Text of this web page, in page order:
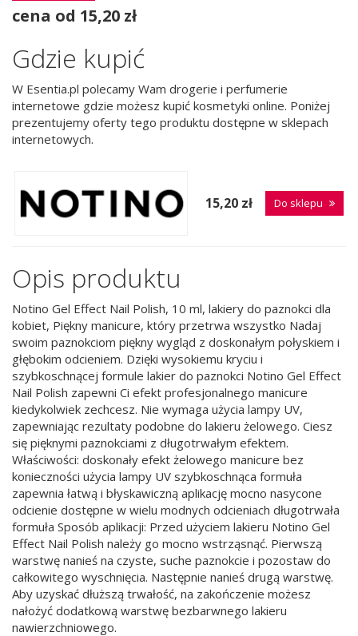
cena od 15,20 zł
Gdzie kupić
W Esentia.pl polecamy Wam drogerie i perfumerie
internetowe gdzie możesz kupić kosmetyki online. Poniżej
prezentujemy oferty tego produktu dostępne w sklepach
internetowych.
15,20 zł Do sklepu
Opis produktu
Notino Gel Effect Nail Polish, 10 ml, lakiery do paznokci dla
kobiet, Piękny manicure, który przetrwa wszystko Nadaj
swoim paznokciom piękny wygląd z doskonałym połyskiem i
głębokim odcieniem. Dzięki wysokiemu kryciu i
szybkoschnącej formule lakier do paznokci Notino Gel Effect
Nail Polish zapewni Ci efekt profesjonalnego manicure
kiedykolwiek zechcesz. Nie wymaga użycia lampy UV,
zapewniając rezultaty podobne do lakieru żelowego. Ciesz
się pięknymi paznokciami z długotrwałym efektem.
Właściwości: doskonały efekt żelowego manicure bez
konieczności użycia lampy UV szybkoschnąca formuła
zapewnia łatwą i błyskawiczną aplikację mocno nasycone
odcienie dostępne w wielu modnych odcieniach długotrwała
formuła Sposób aplikacji: Przed użyciem lakieru Notino Gel
Effect Nail Polish należy go mocno wstrząsnąć. Pierwszą
warstwę nanieś na czyste, suche paznokcie i pozostaw do
całkowitego wyschnięcia. Następnie nanieś drugą warstwę.
Aby uzyskać dłuższą trwałość, na zakończenie możesz
nałożyć dodatkową warstwę bezbarwnego lakieru
nawierzchniowego.